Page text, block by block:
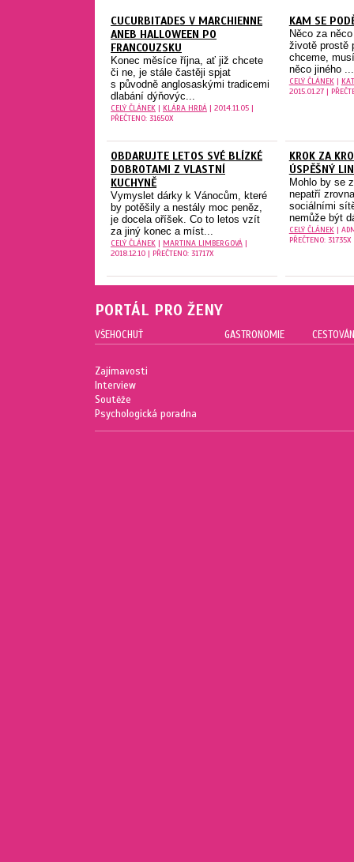
CUCURBITADES V MARCHIENNE
ANEB HALLOWEEN PO
FRANCOUZSKU
Konec měsíce října, ať již chcete
či ne, je stále častěji spjat
s původně anglosaskými tradicemi
dlabání dýňovýc...
CELÝ ČLÁNEK | KLÁRA HRDÁ | 2014.11.05 |
PŘEČTENO: 31650X
KAM SE
Něco za
životě prostě
chceme,
něco jiného ...
CELÝ ČLÁNEK|
2015.01.27 |
OBDARUJTE LETOS SVÉ BLÍZKÉ
DOBROTAMI Z VLASTNÍ
KUCHYNĚ
Vymyslet dárky k Vánocům, které
by potěšily a nestály moc peněz,
je docela oříšek. Co to letos vzít
za jiný konec a míst...
CELÝ ČLÁNEK | MARTINA LIMBERGOVÁ |
2018.12.10 | PŘEČTENO: 31717X
KROK ZA
ÚSPĚŠNÝ
Mohlo by se
nepatří
sociálními
nemůže být
CELÝ ČLÁNEK|
PŘEČTENO: 31735X
PORTÁL PRO ŽENY
VŠEHOCHUŤ
Zajímavosti
Interview
Soutěže
Psychologická poradna
GASTRONOMIE